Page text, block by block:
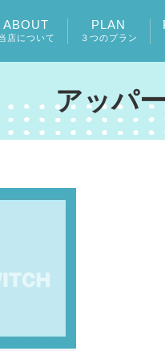
ABOUT
店について
PLAN
３つのプラン
アッパ